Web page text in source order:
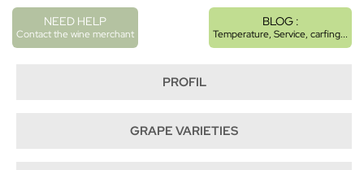
PROFIL
GRAPE VARIETIES
NEED HELP
Contact the wine merchant
BLOG :
Temperature, Service, carfing...